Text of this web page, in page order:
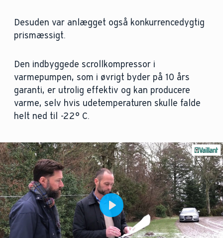
Desuden var anlægget også konkurrencedygtig
prismæssigt.
Den indbyggede scrollkompressor i
varmepumpen, som i øvrigt byder på 10 års
garanti, er utrolig effektiv og kan producere
varme, selv hvis udetemperaturen skulle falde
helt ned til -22° C.
Play